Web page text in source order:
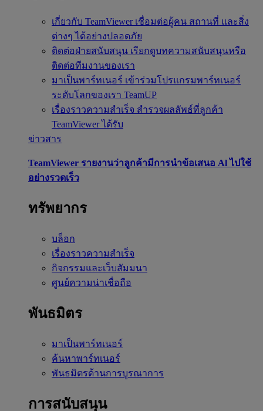
เกี่ยวกับ TeamViewer เชื่อมต่อผู้คน สถานที่ และสิ่ง
ต่างๆ ได้อย่างปลอดภัย
ติดต่อฝ่ายสนับสนุน เรียกดูบทความสนับสนุนหรือ
ติดต่อทีมงานของเรา
มาเป็นพาร์ทเนอร์ เข้าร่วมโปรแกรมพาร์ทเนอร์
ระดับโลกของเรา TeamUP
เรื่องราวความสำเร็จ สำรวจผลลัพธ์ที่ลูกค้า
TeamViewer ได้รับ
ข่าวสาร
TeamViewer รายงานว่าลูกค้ามีการนำข้อเสนอ Al ไปใช้
อย่างรวดเร็ว
ทรัพยากร
บล็อก
เรื่องราวความสำเร็จ
กิจกรรมและเว็บสัมมนา
ศูนย์ความน่าเชื่อถือ
พันธมิตร
มาเป็นพาร์ทเนอร์
ค้นหาพาร์ทเนอร์
พันธมิตรด้านการบูรณาการ
การสนับสนุน